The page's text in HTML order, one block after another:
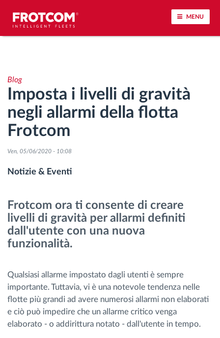
MENU
Analisi dello stile di guida
Monitoraggio dei tempi di guida
Gestione delle forza lavoro
Download remoto del cronotachigrafo
Controllo accessi
Gestione carburante
Identificazione automatica del conducente
Scopri tutte le caratteristiche
Blog
Imposta i livelli di gravità
negli allarmi della flotta
Frotcom
Ven, 05/06/2020 - 10:08
Notizie & Eventi
Frotcom ora ti consente di creare
livelli di gravità per allarmi definiti
dall'utente con una nuova
funzionalità.
Qualsiasi allarme impostato dagli utenti è sempre
importante. Tuttavia, vi è una notevole tendenza nelle
flotte più grandi ad avere numerosi allarmi non elaborati
e ciò può impedire che un allarme critico venga
elaborato - o addirittura notato - dall'utente in tempo.